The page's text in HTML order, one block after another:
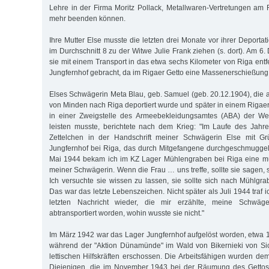
Lehre in der Firma Moritz Pollack, Metallwaren-Vertretungen am
mehr beenden können.
Ihre Mutter Else musste die letzten drei Monate vor ihrer
im Durchschnitt 8 zu der Witwe Julie Frank ziehen (s. dort). Am 6.
sie mit einem Transport in das etwa sechs Kilometer von Riga
Jungfernhof gebracht, da im Rigaer Getto eine
Elses Schwägerin Meta Blau, geb. Samuel (geb. 20.12.1904), die
von Minden nach Riga deportiert wurde und später in einem
in einer Zweigstelle des Armeebekleidungsamtes (ABA) der
leisten musste, berichtete nach dem Krieg: "Im Laufe des
Zettelchen in der Handschrift meiner Schwägerin Else mit
Jungfernhof bei Riga, das durch Mitgefangene
Mai 1944 bekam ich im KZ Lager Mühlengraben bei Riga eine
meiner Schwägerin. Wenn die Frau … uns treffe, sollte sie sagen,
Ich versuchte sie wissen zu lassen, sie sollte sich nach
Das war das letzte Lebenszeichen. Nicht später als Juli 1944 traf
letzten Nachricht wieder, die mir erzählte, meine
abtransportiert worden, wohin wusste sie nicht."
Im März 1942 war das Lager Jungfernhof aufgelöst worden, etwa
während der "Aktion Dünamünde" im Wald von Bikernieki von
lettischen Hilfskräften erschossen. Die Arbeitsfähigen wurden
Diejenigen, die im November 1943 bei der Räumung des